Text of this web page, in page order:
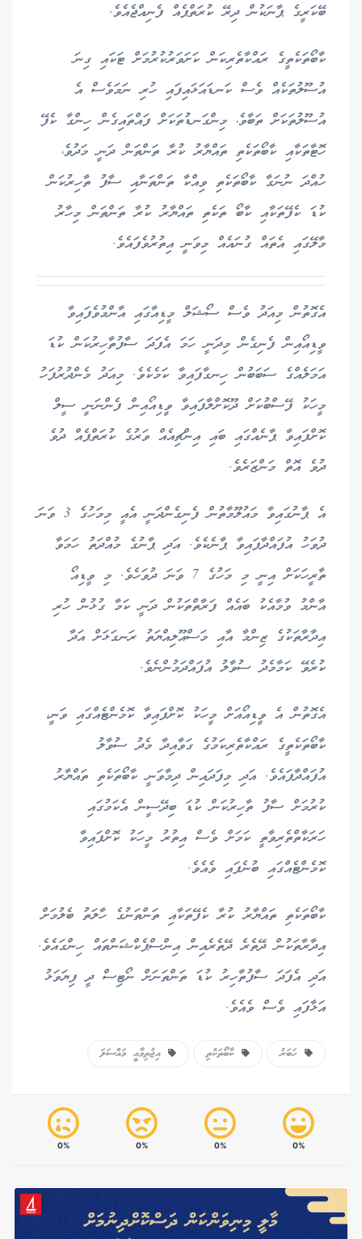
ބޭކަރީގެ ޕާނަކުން ދިރޭ ކުރަތްޕެއް ފެނިއްޖެއެވެ.
ކާބޯތަކެތީގެ ރައްކާތެރިކަން ކަށަވަރުކުރުމަށް ޓަކައި ގިނަ
އުސޫލުތަކެއް ވެސް ކަނޑައަޅައިފައި ހުރި ނަމަވެސް އެ
އުސޫލުތަކަށް ތަބާވެ، މިންގަނޑުތަކަށް ފައްތައިގެން ހިންގާ ކެފޭ
ހޮޓާތަކާއި ކާބޯތަކެތި ތައްޔާރު ކުރާ ތަންތަން ދަނީ މަދުވެ،
ހުއްދަ ނުނަގާ ކާބޯތަކެތި ވިއްކާ ތަންތަނާއި ސާފު ތާހިރުކަން
ކުޑަ ކެފޭތަކާއި ކާބޯ ތަކެތި ތައްޔާރު ކުރާ ތަންތަން މިހާރު
މާލޭގައި އެތައް ގުނައެއް މިވަނީ އިތުރުވެފައެވެ.
އެގޮތުން މިއަދު ވެސް ސޯޝަލް މީޑިއާގައި އާންމުވެފައިވާ
ވީޑިއޯއިން ފެނިގެން މިދަނީ ހަމަ އެފަދަ ސާފުތާހިރުކަން ކުޑަ
އަމަލެއްގެ ސަބަބުން ހިނގާފައިވާ ކަމެކެވެ. މިއަދު މެންދުރުފަހު
މީހަކު ފޭސްބުކަށް ދޫކޮށްލާފައިވާ ވީޑިއޯއިން ފެންނަނީ ސީލް
ކޮށްފައިވާ ޕާނެއްގައި ބައި އިންޗިއެއް ވަރުގެ ކުރަތްޕެއް ދުވެ
ދުވެ އޮތް މަންޒަރެވެ.
އެ ޕާނުގައިވާ މައުލޫމާތުން ފެނިގެންދަނީ އެއީ މިމަހުގެ 3 ވަނަ
ދުވަހު އުފައްދާފައިވާ ޕާނެކެވެ. އަދި ޕާނުގެ މުއްދަތު ހަމަވާ
ތާރީހަކަށް އިނީ މި މަހުގެ 7 ވަނަ ދުވަހެވެ. މި ވީޑިއޯ
އާންމު ވުމާއެކު ބައެއް ފަރާތްތަކުން ދަނީ ކަމާ ގުޅުން ހުރި
އިދާރާތަކުގެ ޒިންމާ އާއި މަސްއޫލިއްޔަތު ރަނގަޅަށް އަދާ
ކުރެވޭ ކަމާމެދު ސުވާލު އުފައްދަމުންނެވެ.
އެގޮތުން އެ ވީޑިއޯއަށް މީހަކު ކޮށްފައިވާ ކޮމެންޓެއްގައި ވަނީ،
ކާބޯތަކެތީގެ ރައްކާތެރިކަމުގެ ގަވާއިދާ މެދު ސުވާލު
އުފައްދާފައެވެ. އަދި މިފަދައިން ދިމާވަނީ ކާބޯތަކެތި ތައްޔާރު
ކުރުމަށް ސާފު ތާހިރުކަން ކުޑަ ބިދޭސީން އެކަމުގައި
ހަރަކާތްތެރިވާތީ ކަމަށް ވެސް އިތުރު މީހަކު ކޮށްފައިވާ
ކޮމެންޓެއްގައި ބުނެފައި ވެއެވެ.
ކާބޯތަކެތި ތައްޔާރު ކުރާ ކެފޭތަކާއި ތަންތަނުގެ ހާލަތު ބެލުމަށް
އިދާރާތަކުން ދޭތެރެ ދޭތެރެއިން އިންސްޕެކްޝަންތައް ހިންގައެވެ.
އަދި އެފަދަ ސާފުތާހިރު ކުޑަ ތަންތަނަށް ނޯޓިސް ދީ ފިޔަވަޅު
އަޅާފައި ވެސް ވެއެވެ.
ހަބަރު ކާބޯތަކެތި އިޖުތިމާއީ މައްސަލަ
0%
0%
0%
0%